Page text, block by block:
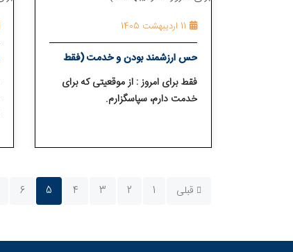
11 اردیبهشت 1405
حس ارزشمند بودن و خدمت (فقط
برای امروز 11 اردیبهشت)
فقط برای امروز : از موقعیتی که برای
خدمت دارم، سپاسگزارم.
قبلی 1
2
3
4
5
6